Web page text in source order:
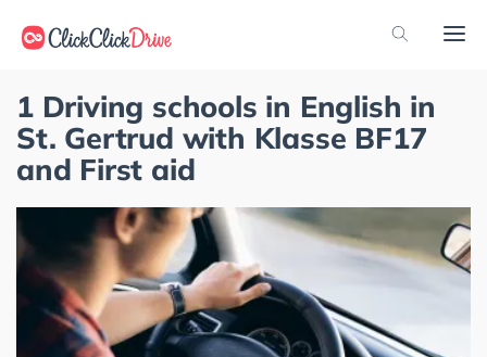
1 Driving schools in English in
St. Gertrud with Klasse BF17
and First aid